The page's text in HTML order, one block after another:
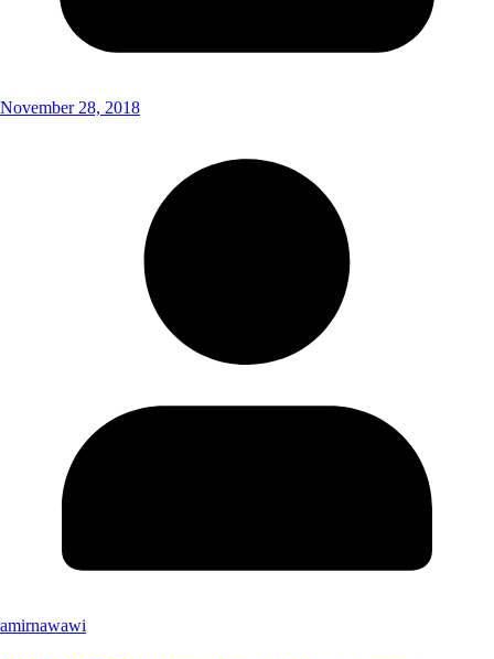
November 28, 2018
amirnawawi